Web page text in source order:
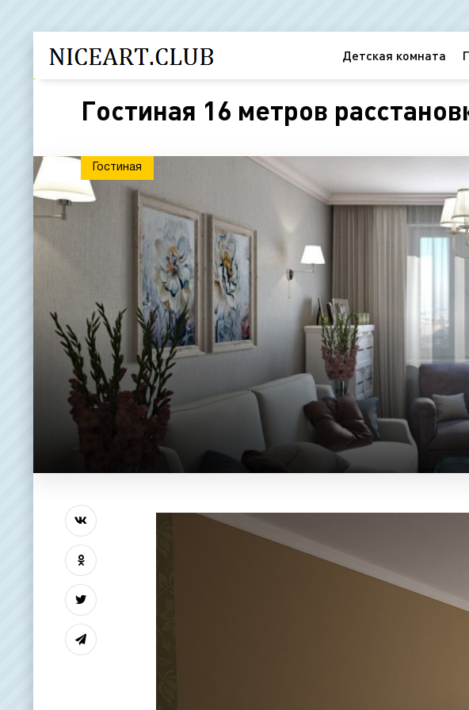
Детская комната
Гостиная 16 метров
Гостиная